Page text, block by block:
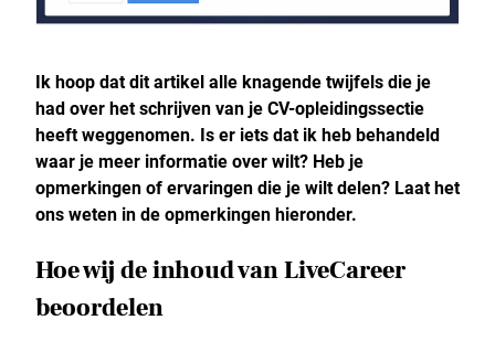
Ik hoop dat dit artikel alle knagende twijfels die je
had over het schrijven van je CV-opleidingssectie
heeft weggenomen. Is er iets dat ik heb behandeld
waar je meer informatie over wilt? Heb je
opmerkingen of ervaringen die je wilt delen? Laat het
ons weten in de opmerkingen hieronder.
Hoe wij de inhoud van LiveCareer
beoordelen